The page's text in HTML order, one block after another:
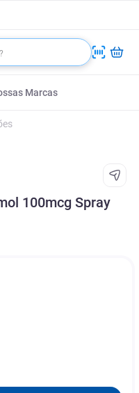
Marcas
100mcg Spray